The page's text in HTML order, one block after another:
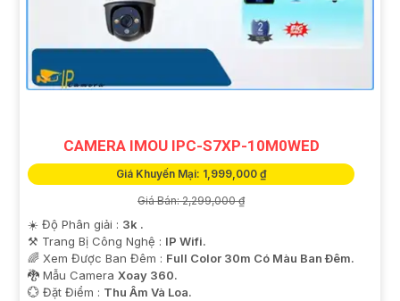
CAMERA IMOU IPC-S7XP-10M0WED
Giá Khuyến Mại: 1,999,000 ₫
Giá Bán: 2,299,000 ₫
☀️ Độ Phân giải : 3k .
⚒ Trang Bị Công Nghệ : IP Wifi.
🌈 Xem Được Ban Đêm : Full Color 30m Có Màu Ban Ðêm.
🐉️ Mẫu Camera Xoay 360.
️💮 Đặt Điểm : Thu Âm Và Loa.